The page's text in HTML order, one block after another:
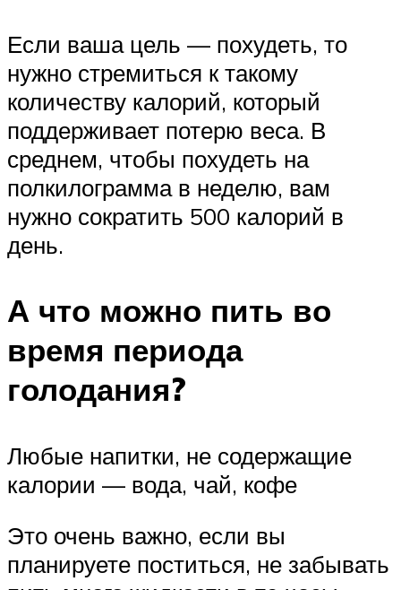
Если ваша цель — похудеть, то
нужно стремиться к такому
количеству калорий, который
поддерживает потерю веса. В
среднем, чтобы похудеть на
полкилограмма в неделю, вам
нужно сократить 500 калорий в
день.
А что можно пить во
время периода
голодания?
Любые напитки, не содержащие
калории — вода, чай, кофе
Это очень важно, если вы
планируете поститься, не забывать